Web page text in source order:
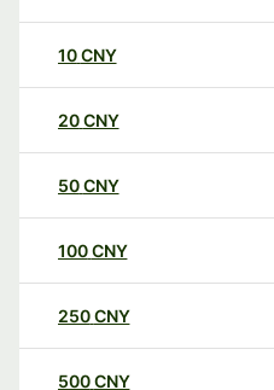
10CNY
20CNY
50CNY
100CNY
250CNY
500CNY